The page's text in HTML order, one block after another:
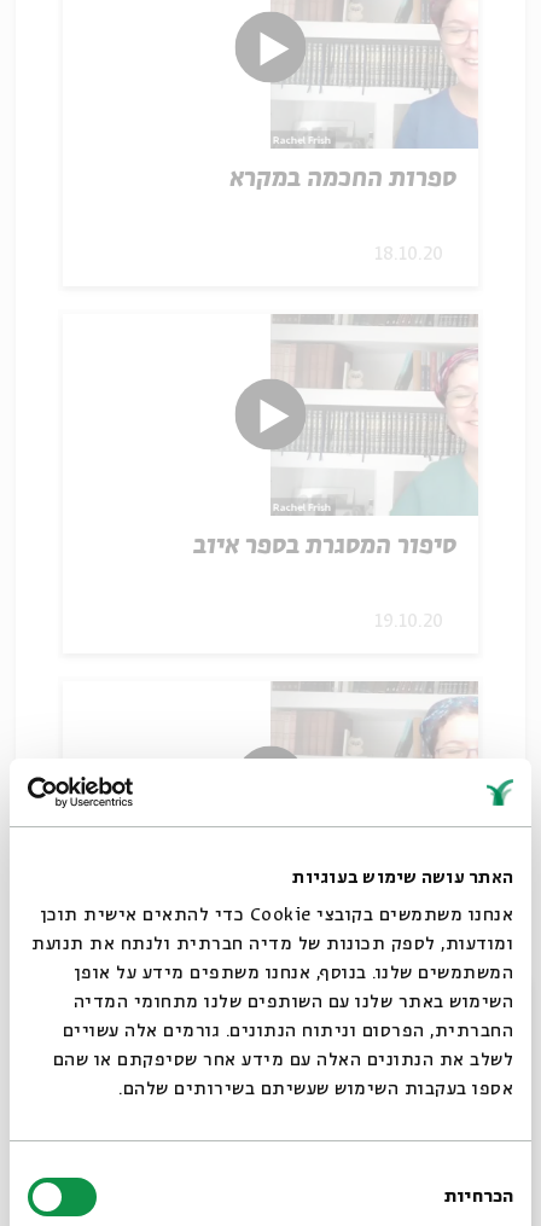
האתר עושה שימוש בעוגיות
אנחנו משתמשים בקובצי Cookie כדי להתאים אישית תוכן
ומודעות, לספק תכונות של מדיה חברתית ולנתח את תנועת
המשתמשים שלנו. בנוסף, אנחנו משתפים מידע על אופן
השימוש באתר שלנו עם השותפים שלנו מתחומי המדיה
החברתית, הפרסום וניתוח הנתונים. גורמים אלה עשויים
לשלב את הנתונים האלה עם מידע אחר שסיפקתם או שהם
אספו בעקבות השימוש שעשיתם בשירותים שלהם.
הסכמה
הכרחיות
ספרות החכמה במקרא
18.10.20
סיפור המסגרת בספר איוב
19.10.20
קללת איוב
סגור